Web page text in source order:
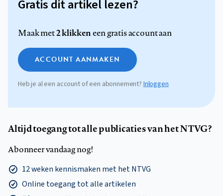
Gratis dit artikel lezen?
Maak met2 klikkeneen gratis account aan
ACCOUNT AANMAKEN
Heb je al een account of een abonnement? Inloggen
Altijd toegang tot alle publicaties van het NTVG?
Abonneer vandaag nog!
12 weken kennismaken met het NTVG
Online toegang tot alle artikelen